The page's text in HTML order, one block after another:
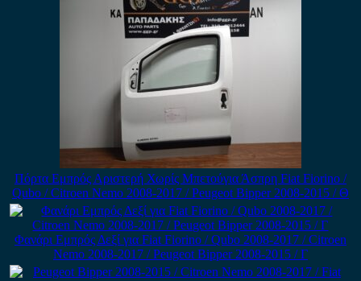
Πόρτα Εμπρός Αριστερή Χωρίς Μπετούγια Άσπρη Fiat Fiorino /
Qubo / Citroen Nemo 2008-2017 / Peugeot Bipper 2008-2015 / Θ
Φανάρι Εμπρός Δεξί για Fiat Fiorino / Qubo 2008-2017 / Citroen
Nemo 2008-2017 / Peugeot Bipper 2008-2015 / Γ